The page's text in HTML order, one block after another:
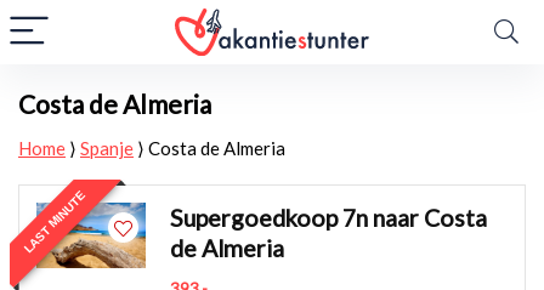
Costa de Almeria
Home ⟩ Spanje ⟩ Costa de Almeria
LAST MINUTE
Supergoedkoop 7n naar Costa
de Almeria